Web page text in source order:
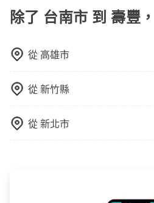
外支付費用。
前一日傍晚五點以前下訂預約，
除了 台南市 到 壽豐
從 高雄市
從新竹縣
從新北市